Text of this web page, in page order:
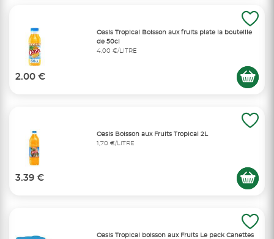
Oasis Tropical Boisson aux fruits plate la bouteille
de 50cl
4,00 €/LITRE
2.00 €
Oasis Boisson aux Fruits Tropical 2L
1,70 €/LITRE
3.39 €
Oasis Tropical boisson aux Fruits Le pack Canettes